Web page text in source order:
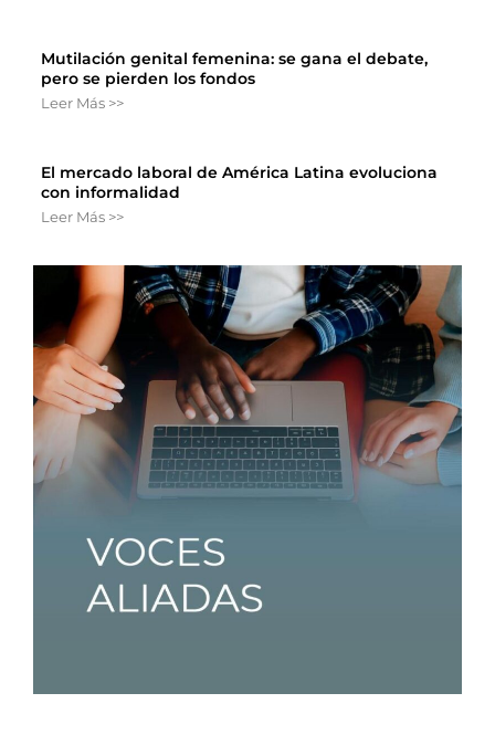
Mutilación genital femenina: se gana el debate,
pero se pierden los fondos
Leer Más >>
El mercado laboral de América Latina evoluciona
con informalidad
Leer Más >>